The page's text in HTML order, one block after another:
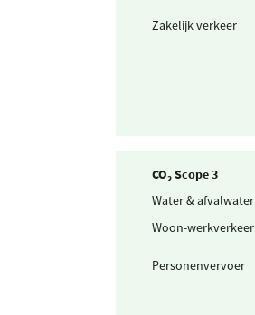
Zakelijk verkeer
CO₂ Scope 3
Water & afvalwater
Woon-werkverkeer
Personenvervoer